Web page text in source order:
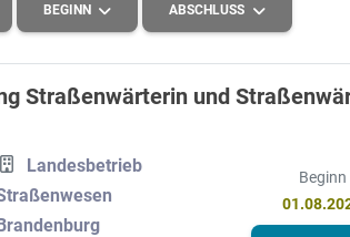
Büro und Verwaltung
und Recht
BEGINN
2026
ABSCHLUSS
Höhere Schulbildung
Grundlegende
Straßenwärterin und
Landesbetrieb
Beginn